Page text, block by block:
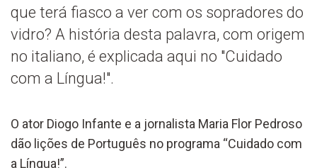
que terá fiasco a ver com os sopradores do
vidro? A história desta palavra, com origem
no italiano, é explicada aqui no "Cuidado
com a Língua!".
O ator Diogo Infante e a jornalista Maria Flor Pedroso
dão lições de Português no programa “Cuidado com
a Língua!”.